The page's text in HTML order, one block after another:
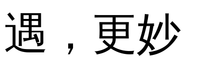
遇，更妙